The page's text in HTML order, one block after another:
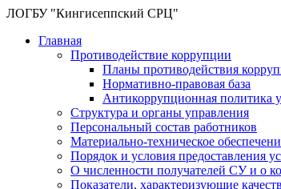
ЛОГБУ "Кингисеппский СРЦ"
Главная
Противодействие коррупции
Планы противодействия
Нормативно-правовая база
Антикоррупционная политика
Структура и органы управления
Персональный состав работников
Материально-техническое
Порядок и условия предоставления
О численности получателей СУ и о
Показатели, характеризующие